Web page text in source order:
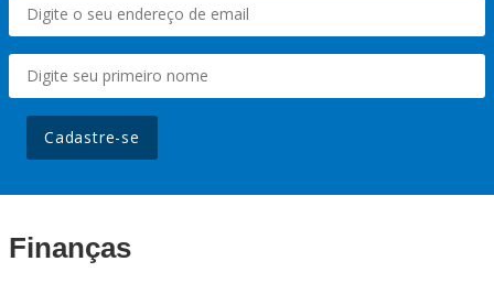
Cadastre-se
Finanças